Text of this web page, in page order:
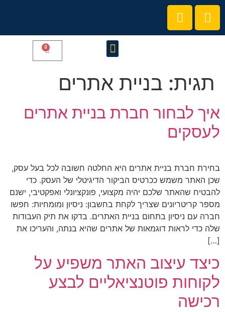
0
תגית: בניית אתרים
איך לבחור חברת בניית אתרים
לעסקים
בחירת חברת בניית אתרים היא החלטה חשובה לכל בעל עסק,
שכן האתר משמש ככרטיס הביקור הדיגיטלי של העסק. כדי
להבטיח שהאתר שלכם יהיה מקצועי, פונקציונלי ואפקטיבי, ישנם
מספר קריטריונים שצריך לקחת בחשבון: ניסיון ומומחיות: חפשו
חברה עם ניסיון בתחום בניית האתרים. בדקו את תיק העבודות
שלה כדי לראות דוגמאות של אתרים שהיא בנתה, והעריכו את
[…]
כיצד עיצוב האתר משפיע על
לקוחות פוטנציאליים לבצע
רכישה